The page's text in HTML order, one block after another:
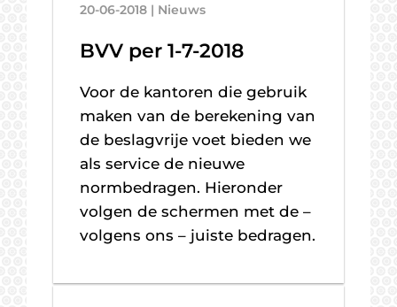
20-06-2018 | Nieuws
BVV per 1-7-2018
Voor de kantoren die gebruik
maken van de berekening van
de beslagvrije voet bieden we
als service de nieuwe
normbedragen. Hieronder
volgen de schermen met de –
volgens ons – juiste bedragen.